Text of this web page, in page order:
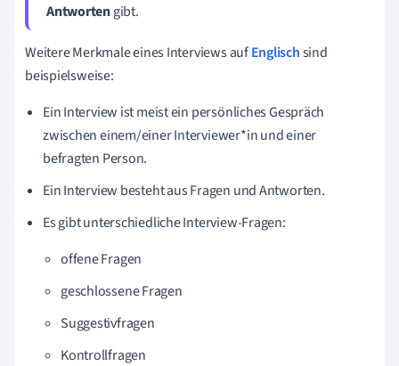
Antwortengibt.
Weitere Merkmale eines Interviews aufEnglischsind
beispielsweise:
Ein Interview ist meist ein persönliches Gespräch
zwischen einem/einer Interviewer*in und einer
befragten Person.
Ein Interview besteht aus Fragen und Antworten.
Es gibt unterschiedliche Interview-Fragen:
offene Fragen
geschlossene Fragen
Suggestivfragen
Kontrollfragen